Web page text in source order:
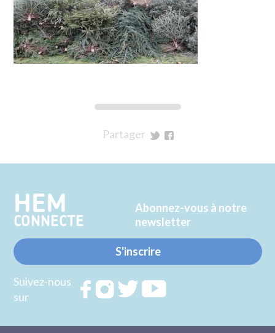
Partager
Twitter
Facebook
HEM
CONNECTE
Abonnez-vous à notre
newsletter
S'inscrire
Suivez-nous
sur
RejoignezRejoignezRejoignez